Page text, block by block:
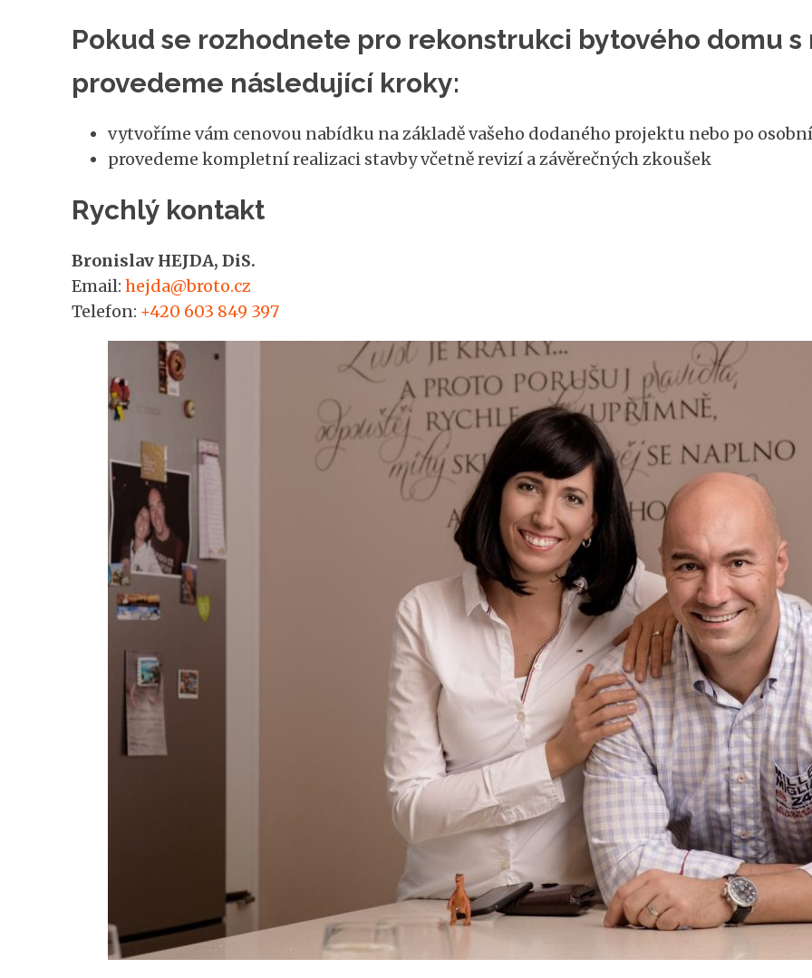
Pokud se rozhodnete pro rekonstrukci bytového domu s
provedeme následující kroky:
vytvoříme vám cenovou nabídku na základě vašeho dodaného projektu nebo po
provedeme kompletní realizaci stavby včetně revizí a závěrečných zkoušek
Rychlý kontakt
Bronislav HEJDA, DiS.
Email: hejda@broto.cz
Telefon: +420 603 849 397